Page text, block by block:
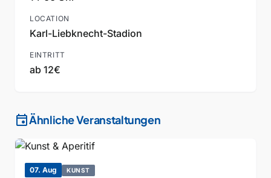
LOCATION
Karl-Liebknecht-Stadion
EINTRITT
ab 12€
eventÄhnliche Veranstaltungen
07. Aug KUNST